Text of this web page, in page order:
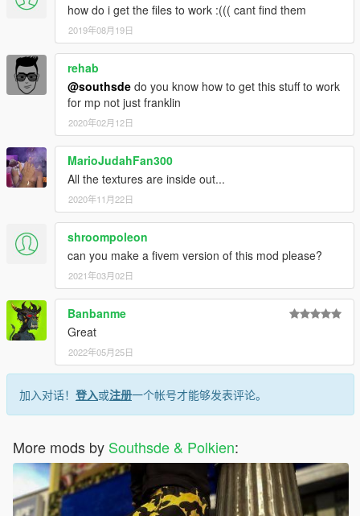
how do i get the files to work :((( cant find them
2019年08月19日
rehab
@southsde do you know how to get this stuff to work
for mp not just franklin
2020年02月12日
MarioJudahFan300
All the textures are inside out...
2020年11月22日
shroompoleon
can you make a fivem version of this mod please?
2021年03月02日
Banbanme
Great
2022年05月25日
加入对话！ 登入或注册一个帐号才能够发表评论。
More mods by Southsde & Polkien: